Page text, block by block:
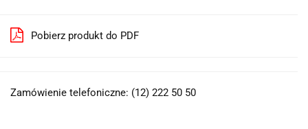
Pobierz produkt do PDF
Zamówienie telefoniczne: (12) 222 50 50